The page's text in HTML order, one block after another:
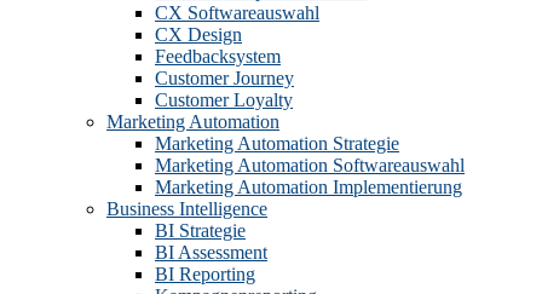
CX Softwareauswahl
CX Design
Feedbacksystem
Customer Journey
Customer Loyalty
Marketing Automation
Marketing Automation Strategie
Marketing Automation Softwareauswahl
Marketing Automation Implementierung
Business Intelligence
BI Strategie
BI Assessment
BI Reporting